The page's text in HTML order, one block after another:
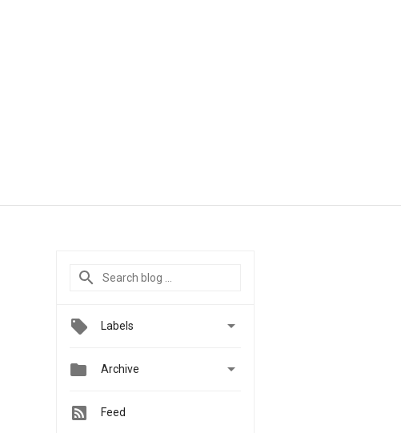
Labels 
 Archive 
Feed